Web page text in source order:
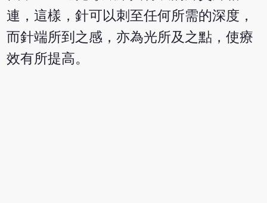
連，這樣，針可以刺至任何所需的深度，
而針端所到之感，亦為光所及之點，使療
效有所提高。